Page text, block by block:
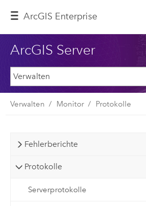
ArcGIS Enterprise
ArcGIS Server
Verwalten Monitor Protokolle
Fehlerberichte
Protokolle
Serverprotokolle